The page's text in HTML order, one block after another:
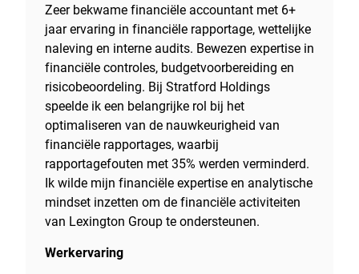
Zeer bekwame financiële accountant met 6+
jaar ervaring in financiële rapportage, wettelijke
naleving en interne audits. Bewezen expertise in
financiële controles, budgetvoorbereiding en
risicobeoordeling. Bij Stratford Holdings
speelde ik een belangrijke rol bij het
optimaliseren van de nauwkeurigheid van
financiële rapportages, waarbij
rapportagefouten met 35% werden verminderd.
Ik wilde mijn financiële expertise en analytische
mindset inzetten om de financiële activiteiten
van Lexington Group te ondersteunen.
Werkervaring